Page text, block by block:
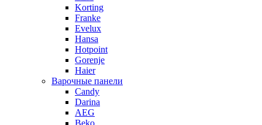
Korting
Franke
Evelux
Hansa
Hotpoint
Gorenje
Haier
Варочные панели
Candy
Darina
AEG